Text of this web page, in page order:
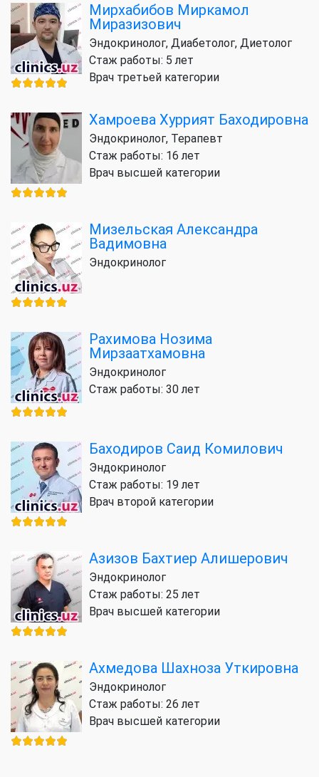
Мирхабибов Миркамол
Миразизович
Эндокринолог, Диабетолог, Диетолог
Стаж работы: 5 лет
Врач третьей категории
Хамроева Хуррият Баходировна
Эндокринолог, Терапевт
Стаж работы: 16 лет
Врач высшей категории
Мизельская Александра
Вадимовна
Эндокринолог
Рахимова Нозима
Мирзаатхамовна
Эндокринолог
Стаж работы: 30 лет
Баходиров Саид Комилович
Эндокринолог
Стаж работы: 19 лет
Врач второй категории
Азизов Бахтиер Алишерович
Эндокринолог
Стаж работы: 25 лет
Врач высшей категории
Ахмедова Шахноза Уткировна
Эндокринолог
Стаж работы: 26 лет
Врач высшей категории